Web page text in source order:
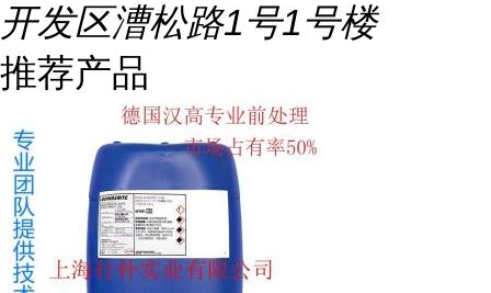
开发区漕松路1号1号楼
推荐产品